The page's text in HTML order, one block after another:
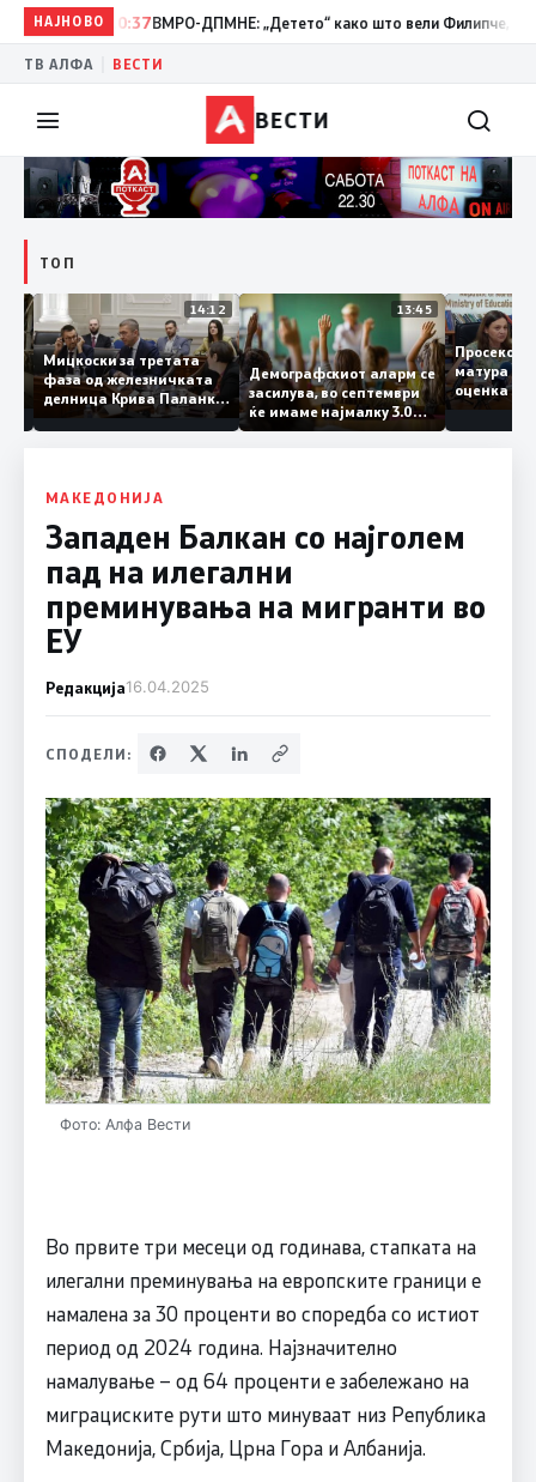
НАЈНОВО
10:37 ВМРО-ДПМНЕ: „Детето“ како што вели Филипче, денес со
ТВ АЛФА ВЕСТИ
ВЕСТИ
ТОП
15:20
Во
14:12
Мицкоски за третата
фаза од железничката
делница Крива Паланка
– Деве Баир: Проектот
нема да заврши на
целина
13:45
Демографскиот аларм се
засилува, во септември
ќе имаме најмалку 3.000
првачиња помалку
матура
оценка
МАКЕДОНИЈА
Западен Балкан со најголем
пад на илегални
преминувања на мигранти во
ЕУ
Редакција16.04.2025
СПОДЕЛИ:
Фото: Алфа Вести
Во првите три месеци од годинава, стапката на
илегални преминувања на европските граници е
намалена за 30 проценти во споредба со истиот
период од 2024 година. Најзначително
намалување – од 64 проценти е забележано на
миграциските рути што минуваат низ Република
Македонија, Србија, Црна Гора и Албанија.